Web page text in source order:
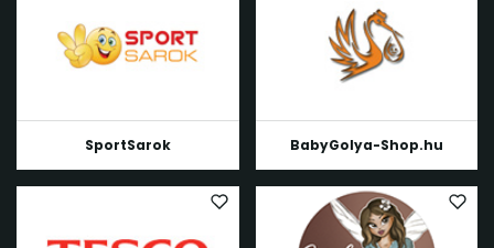
SportSarok BabyGolya-Shop.hu